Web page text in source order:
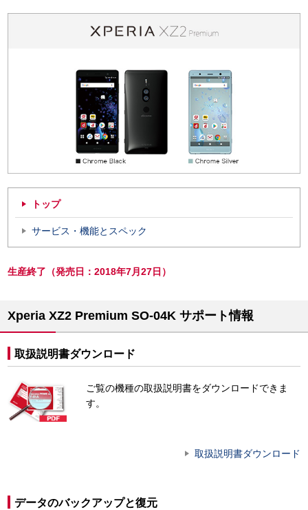
トップ
サービス・機能とスペック
生産終了（発売日：2018年7月27日）
Xperia XZ2 Premium SO-04K サポート情報
取扱説明書ダウンロード
ご覧の機種の取扱説明書をダウンロードできま
す。
取扱説明書ダウンロード
データのバックアップと復元